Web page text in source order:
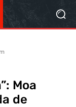
Moa
de